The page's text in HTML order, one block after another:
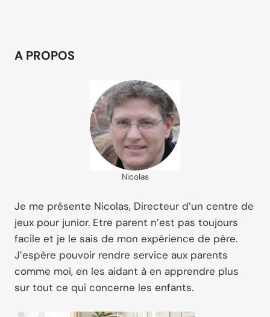
A PROPOS
Nicolas
Je me présente Nicolas, Directeur d’un centre de
jeux pour junior. Etre parent n’est pas toujours
facile et je le sais de mon expérience de père.
J’espère pouvoir rendre service aux parents
comme moi, en les aidant à en apprendre plus
sur tout ce qui concerne les enfants.